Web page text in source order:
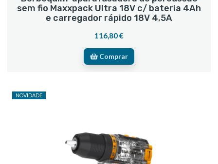
sem fio Maxxpack Ultra 18V c/ bateria 4Ah
e carregador rápido 18V 4,5A
116,80 €
Comprar
NOVIDADE